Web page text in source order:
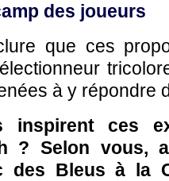
des joueurs
que ces
à y répondre
inspirent ces
? Selon vous,
des Bleus à la